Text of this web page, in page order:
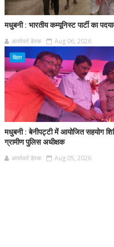
मधुबनी : भारतीय कम्यूनिस्ट पार्टी का
आर्यावर्त डेस्क Aug 06, 2026
बिहार
मधुबनी : बेनीपट्टी में आयोजित सहयोग
ग्रामीण पुलिस अधीक्षक
आर्यावर्त डेस्क Aug 05, 2026